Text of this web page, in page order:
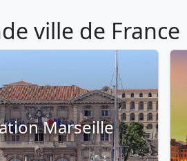
ville de France
Marseille